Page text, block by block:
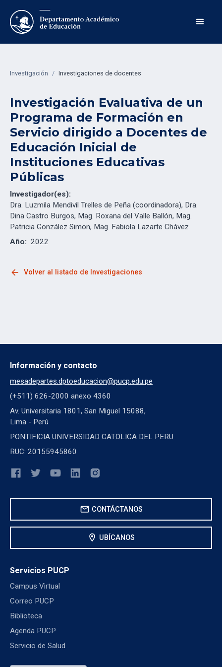
Investigación / Investigaciones de docentes
Investigación Evaluativa de un
Programa de Formación en
Servicio dirigido a Docentes de
Educación Inicial de
Instituciones Educativas
Públicas
Investigador(es):
Dra. Luzmila Mendivil Trelles de Peña (coordinadora), Dra.
Dina Castro Burgos, Mag. Roxana del Valle Ballón, Mag.
Patricia González Simon, Mag. Fabiola Lazarte Chávez
Año: 2022
arrow_back Volver al listado de Investigaciones
Información y contacto
mesadepartes.dptoeducacion@pucp.edu.pe
(+511) 626-2000 anexo 4360
Av. Universitaria 1801, San Miguel 15088,
Lima - Perú
PONTIFICIA UNIVERSIDAD CATOLICA DEL PERU
RUC: 20155945860
mail CONTÁCTANOS
location_on UBÍCANOS
Servicios PUCP
Campus Virtual
Correo PUCP
Biblioteca
Agenda PUCP
Servicio de Salud